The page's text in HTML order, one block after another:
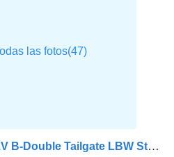
Jumbo T0180 2 axles LZV B-Double Tailgate LBW Steering Axle